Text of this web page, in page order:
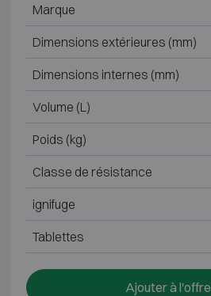
Marque
Dimensions extérieures (mm)
Dimensions internes (mm)
Volume (L)
Poids (kg)
Classe de résistance
ignifuge
Tablettes
Ajouter à l'offre